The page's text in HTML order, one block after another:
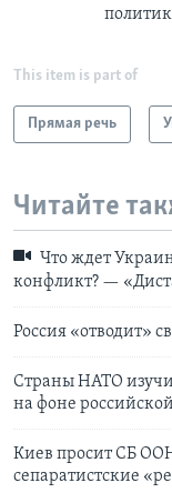
This item is part of
Прямая речь
Читайте
Что ждет
конфликт? —
Россия «отводит»
Страны НАТО
на фоне
Киев просит СБ
сепаратистские